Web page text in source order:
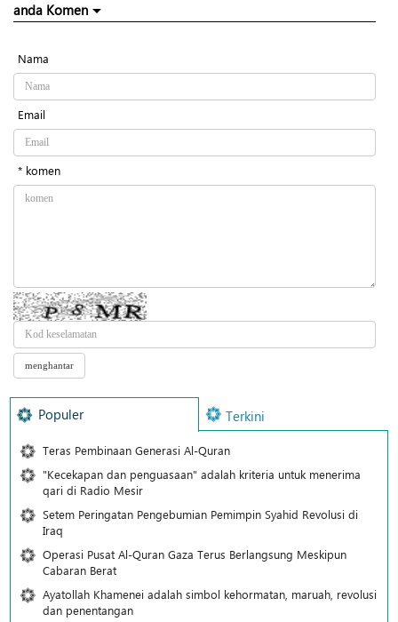
anda Komen
Nama
Email
* komen
Populer Terkini
Teras Pembinaan Generasi Al-Quran
"Kecekapan dan penguasaan" adalah kriteria untuk menerima
qari di Radio Mesir
Setem Peringatan Pengebumian Pemimpin Syahid Revolusi di
Iraq
Operasi Pusat Al-Quran Gaza Terus Berlangsung Meskipun
Cabaran Berat
Ayatollah Khamenei adalah simbol kehormatan, maruah, revolusi
dan penentangan